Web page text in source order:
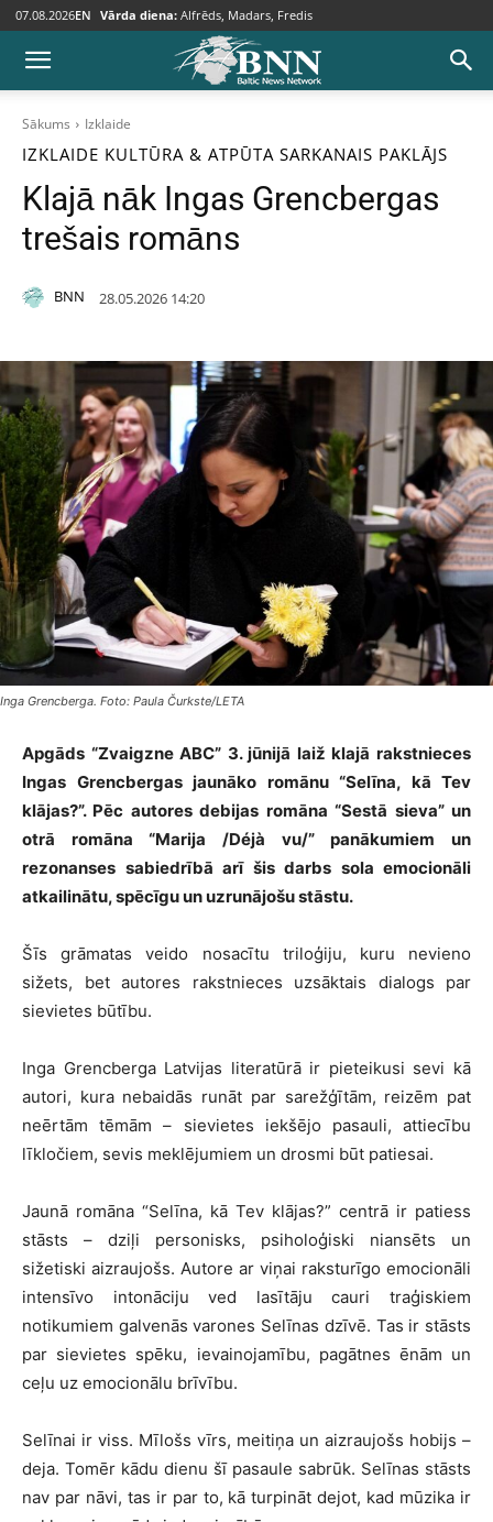
07.08.2026EN Vārda diena: Alfrēds, Madars, Fredis
Sākums Izklaide
IZKLAIDE KULTŪRA & ATPŪTA SARKANAIS PAKLĀJS
Klajā nāk Ingas Grencbergas
trešais romāns
BNN 28.05.2026 14:20
Inga Grencberga. Foto: Paula Čurkste/LETA
Apgāds “Zvaigzne ABC” 3. jūnijā laiž klajā rakstnieces
Ingas Grencbergas jaunāko romānu “Selīna, kā Tev
klājas?”. Pēc autores debijas romāna “Sestā sieva” un
otrā romāna “Marija /Déjà vu/” panākumiem un
rezonanses sabiedrībā arī šis darbs sola emocionāli
atkailinātu, spēcīgu un uzrunājošu stāstu.
Šīs grāmatas veido nosacītu triloģiju, kuru nevieno
sižets, bet autores rakstnieces uzsāktais dialogs par
sievietes būtību.
Inga Grencberga Latvijas literatūrā ir pieteikusi sevi kā
autori, kura nebaidās runāt par sarežģītām, reizēm pat
neērtām tēmām – sievietes iekšējo pasauli, attiecību
līkločiem, sevis meklējumiem un drosmi būt patiesai.
Jaunā romāna “Selīna, kā Tev klājas?” centrā ir patiess
stāsts – dziļi personisks, psiholoģiski niansēts un
sižetiski aizraujošs. Autore ar viņai raksturīgo emocionāli
intensīvo intonāciju ved lasītāju cauri traģiskiem
notikumiem galvenās varones Selīnas dzīvē. Tas ir stāsts
par sievietes spēku, ievainojamību, pagātnes ēnām un
ceļu uz emocionālu brīvību.
Selīnai ir viss. Mīlošs vīrs, meitiņa un aizraujošs hobijs –
deja. Tomēr kādu dienu šī pasaule sabrūk. Selīnas stāsts
nav par nāvi, tas ir par to, kā turpināt dejot, kad mūzika ir